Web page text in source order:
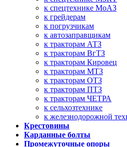
к спецтехнике МоАЗ
к грейдерам
к погрузчикам
к автозаправщикам
к тракторам АТЗ
к тракторам ВгТЗ
к тракторам Кировец
к тракторам МТЗ
к тракторам ОТЗ
к тракторам ПТЗ
к тракторам ЧЕТРА
к сельхозтехнике
к железнодорожной
Крестовины
Карданные болты
Промежуточные опоры